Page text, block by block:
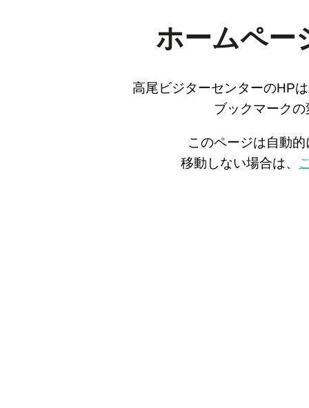
ホームペー
高尾ビジターセンターのHP
ブックマーク
このページは自動
移動しない場合は、